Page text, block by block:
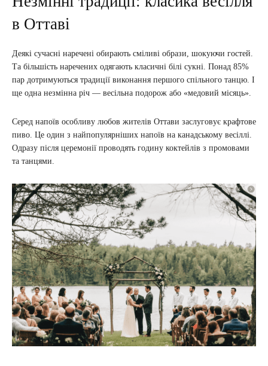
в Оттаві
Деякі сучасні наречені обирають сміливі образи, шокуючи гостей.
Та більшість наречених одягають класичні білі сукні. Понад 85%
пар дотримуються традиції виконання першого спільного танцю. І
ще одна незмінна річ — весільна подорож або «медовий місяць».
Серед напоїв особливу любов жителів Оттави заслуговує крафтове
пиво. Це один з найпопулярніших напоїв на канадському весіллі.
Одразу після церемонії проводять годину коктейлів з промовами
та танцями.